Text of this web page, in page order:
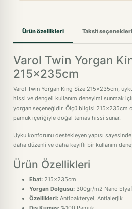
Ürün özellikleri Taksit seçenekleri
Varol Twin Yorgan
215x235cm
Varol Twin Yorgan King Size 215x235cm,
hissi ve dengeli kullanım deneyimi sunmak
yorgan seçeneğidir. Ölçü bilgisi 215x235cm
pamuk içeriğiyle doğal temas hissi sunar.
Uyku konforunu destekleyen yapısı
daha düzenli ve daha keyifli bir kullanım
Ürün Özellikleri
Ebat: 215x235cm
Yorgan Dolgusu: 300gr/m2 Nano
Özellikleri: Antibakteryel, Antialerjik